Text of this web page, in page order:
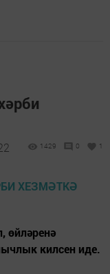
1429 0 1
өйләренә
килсен иде.